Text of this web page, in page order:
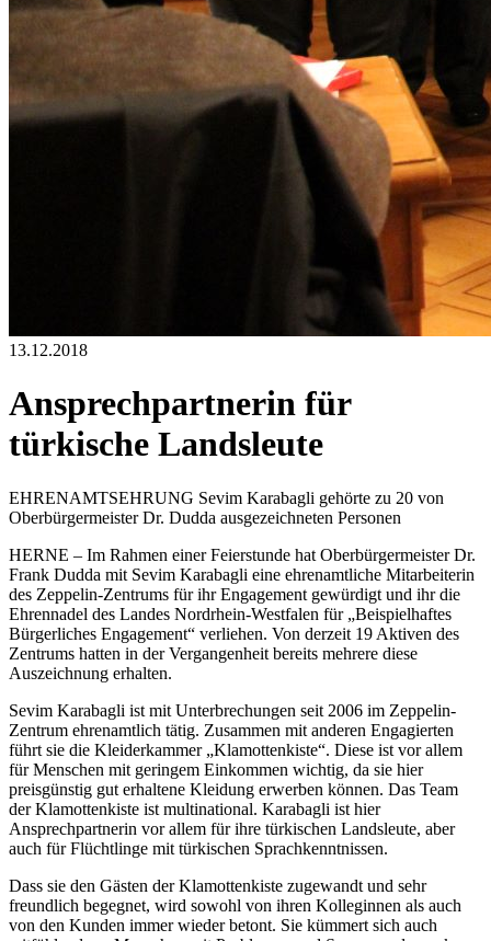
13.12.2018
Ansprechpartnerin für
türkische Landsleute
EHRENAMTSEHRUNG Sevim Karabagli gehörte zu 20 von
Oberbürgermeister Dr. Dudda ausgezeichneten Personen
HERNE – Im Rahmen einer Feierstunde hat Oberbürgermeister Dr.
Frank Dudda mit Sevim Karabagli eine ehrenamtliche Mitarbeiterin
des Zeppelin-Zentrums für ihr Engagement gewürdigt und ihr die
Ehrennadel des Landes Nordrhein-Westfalen für „Beispielhaftes
Bürgerliches Engagement“ verliehen. Von derzeit 19 Aktiven des
Zentrums hatten in der Vergangenheit bereits mehrere diese
Auszeichnung erhalten.
Sevim Karabagli ist mit Unterbrechungen seit 2006 im Zeppelin-
Zentrum ehrenamtlich tätig. Zusammen mit anderen Engagierten
führt sie die Kleiderkammer „Klamottenkiste“. Diese ist vor allem
für Menschen mit geringem Einkommen wichtig, da sie hier
preisgünstig gut erhaltene Kleidung erwerben können. Das Team
der Klamottenkiste ist multinational. Karabagli ist hier
Ansprechpartnerin vor allem für ihre türkischen Landsleute, aber
auch für Flüchtlinge mit türkischen Sprachkenntnissen.
Dass sie den Gästen der Klamottenkiste zugewandt und sehr
freundlich begegnet, wird sowohl von ihren Kolleginnen als auch
von den Kunden immer wieder betont. Sie kümmert sich auch